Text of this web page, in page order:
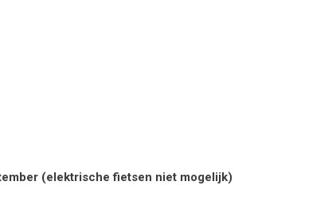
(elektrische fietsen niet mogelijk)